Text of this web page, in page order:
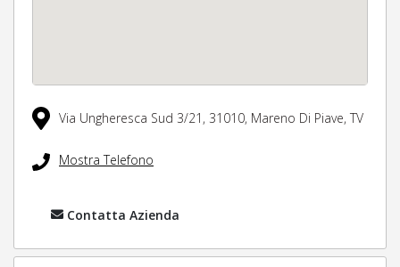
Via Ungheresca Sud 3/21, 31010, Mareno Di Piave, TV
Mostra Telefono
Contatta Azienda